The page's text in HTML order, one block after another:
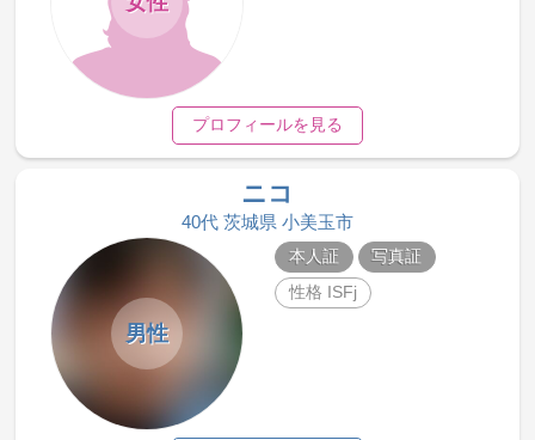
プロフィールを見る
ニコ
40代 茨城県 小美玉市
男性
本人証
写真証
性格 ISFj